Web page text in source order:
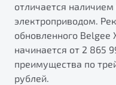
отличается
электроприводом.
обновленного Belgee
начинается от 2 865
преимущества по
рублей.